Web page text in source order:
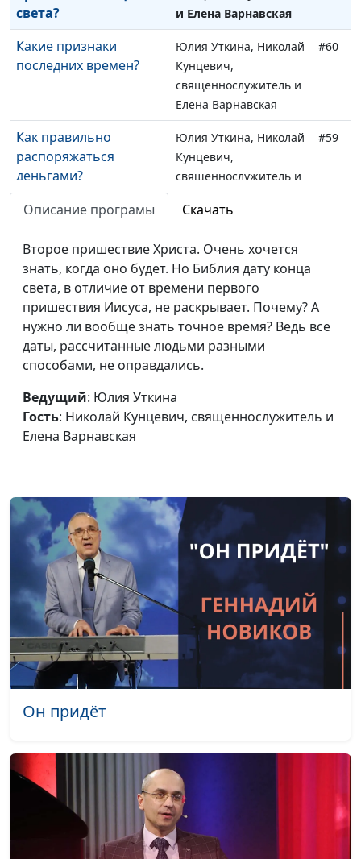
света?
и Елена Варнавская
Какие признаки
последних времен?
Юлия Уткина, Николай
Кунцевич,
священнослужитель и
Елена Варнавская
#60
Как правильно
распоряжаться
деньгами?
Юлия Уткина, Николай
Кунцевич,
священнослужитель и
#59
воскресенье после
смерти?
Юлия Уткина, Николай
Кунцевич,
священнослужитель и
Елена Варнавская
#58
Что такое завет с
Богом?
Юлия Уткина, Николай
священнослужитель и
Что может быть
причиной ненависти к
Иисусу Христу?
Какой грех Бог не
прощает?
Юлия Уткина, Николай
Кунцевич,
священнослужитель и
Елена Варнавская
#55
Как нам быть при
встрече с Богом?
Кунцевич,
священнослужитель и
Елена Варнавская
Как не потерять
жизнь?
Юлия Уткина, Николай
Для чего людям такой
дар, как деньги?
Юлия Уткина, Николай
Кунцевич,
священнослужитель и
Елена Варнавская
Описание програмы Скачать
Второе пришествие Христа. Очень хочется
знать, когда оно будет. Но Библия дату конца
света, в отличие от времени первого
пришествия Иисуса, не раскрывает. Почему? А
нужно ли вообще знать точное время? Ведь все
даты, рассчитанные людьми разными
способами, не оправдались.
Ведущий: Юлия Уткина
Гость: Николай Кунцевич, священнослужитель и
Елена Варнавская
Он придёт